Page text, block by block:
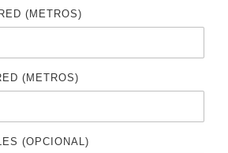
(METROS)
(METROS)
(OPCIONAL)